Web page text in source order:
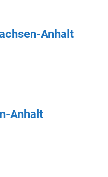
Anhalt
Anhalt